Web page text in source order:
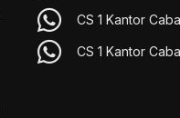
CS 1 Kantor
CS 1 Kantor